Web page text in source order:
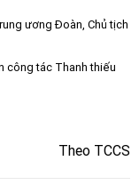
ương Đoàn, Chủ tịch
công tác Thanh thiếu
Theo TCCS